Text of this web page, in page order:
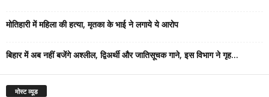
मोतिहारी में महिला की हत्या, मृतका के भाई ने लगाये ये आरोप
बिहार में अब नहीं बजेंगे अश्लील, द्विअर्थी और जातिसूचक गाने, इस विभाग ने गृह...
मोस्ट व्यूड